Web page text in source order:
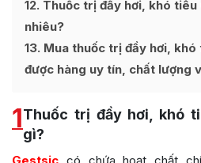
12 Thuốc trị đầy hơi, khó
nhiêu?
13 Mua thuốc trị đầy hơi,
được hàng uy tín, chất lượng
1Thuốc trị đầy hơi, khó
gì?